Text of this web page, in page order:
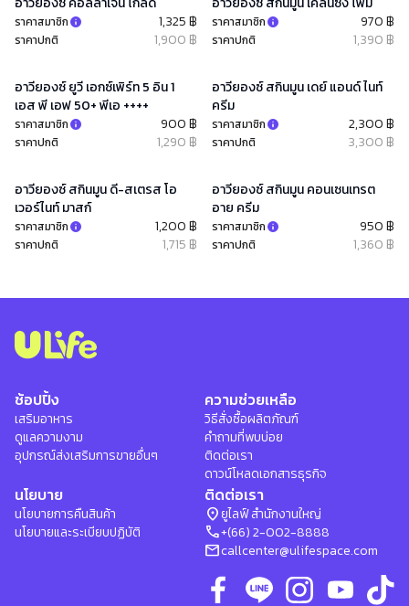
ราคาสมาชิก 1,325 ฿
ราคาปกติ 1,900 ฿
ราคาสมาชิก 970 ฿
ราคาปกติ 1,390 ฿
อาวียองซ์ ยูวี เอกซ์เพิร์ท 5 อิน 1
เอส พี เอฟ 50+ พีเอ ++++
ราคาสมาชิก 900 ฿
ราคาปกติ 1,290 ฿
อาวียองซ์ สกินมูน เดย์ แอนด์ ไนท์
ครีม
ราคาสมาชิก 2,300 ฿
ราคาปกติ 3,300 ฿
อาวียองซ์ สกินมูน ดี-สเตรส โอ
เวอร์ไนท์ มาสก์
ราคาสมาชิก 1,200 ฿
ราคาปกติ 1,715 ฿
อาวียองซ์ สกินมูน คอนเซนเทรต
อาย ครีม
ราคาสมาชิก 950 ฿
ราคาปกติ 1,360 ฿
ช้อปปิ้ง
เสริมอาหาร
ดูแลความงาม
อุปกรณ์ส่งเสริมการขายอื่นๆ
ความช่วยเหลือ
วิธีสั่งซื้อผลิตภัณฑ์
คำถามที่พบบ่อย
ติดต่อเรา
ดาวน์โหลดเอกสารธุรกิจ
นโยบาย
นโยบายการคืนสินค้า
นโยบายและระเบียบปฏิบัติ
ติดต่อเรา
location_onยูไลฟ์ สำนักงานใหญ่
phone+(66) 2-002-8888
mailcallcenter@ulifespace.com